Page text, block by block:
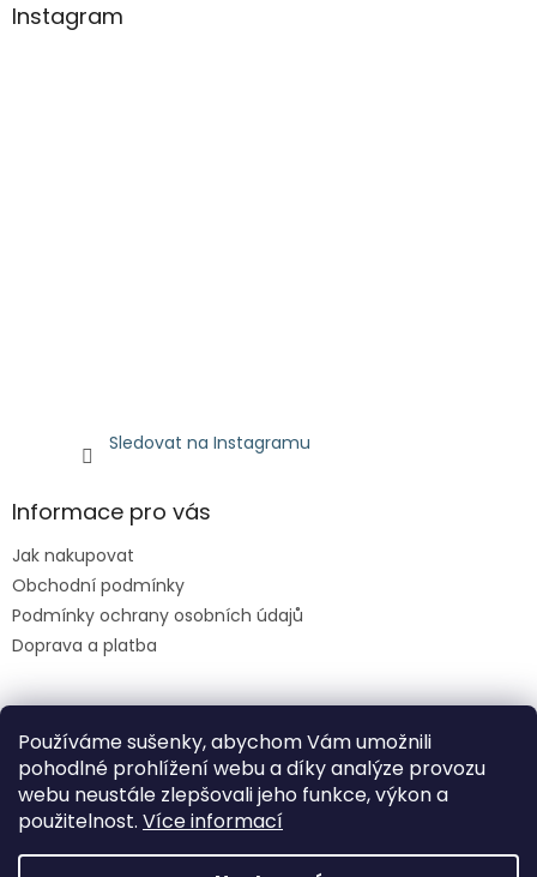
Používáme sušenky, abychom Vám umožnili
pohodlné prohlížení webu a díky analýze provozu
webu neustále zlepšovali jeho funkce, výkon a
použitelnost. Více informací
Instagram
Sledovat na Instagramu
Informace pro vás
Jak nakupovat
Obchodní podmínky
Podmínky ochrany osobních údajů
Doprava a platba
Facebook